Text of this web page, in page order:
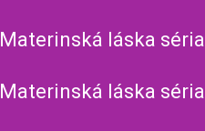
Materinská láska
Materinská láska